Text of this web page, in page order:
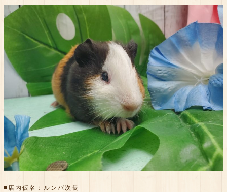
■店内仮名：ルンバ次長